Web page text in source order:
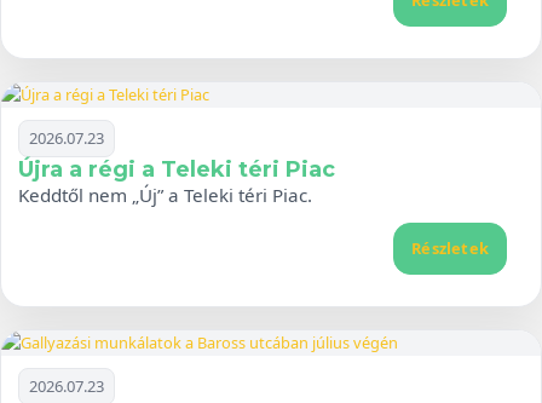
2026.07.23
Újra a régi a Teleki téri Piac
Keddtől nem „Új” a Teleki téri Piac.
Részletek
2026.07.23